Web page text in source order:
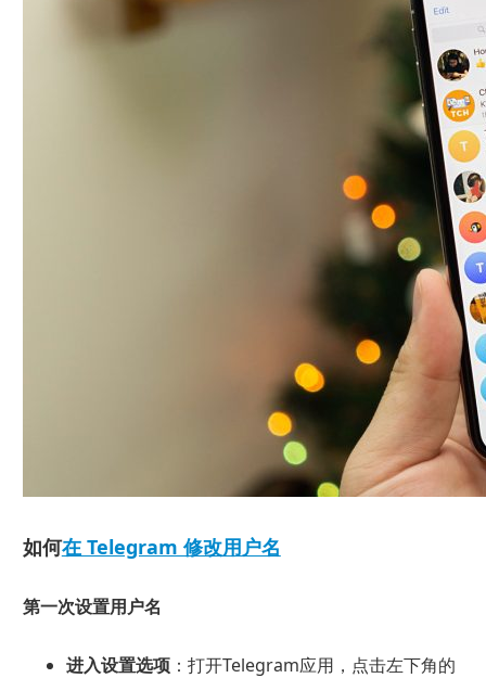
如何在 Telegram 修改用户名
第一次设置用户名
进入设置选项：打开Telegram应用，点击左下角的